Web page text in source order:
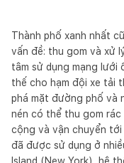
Thành phố xanh nhất
vấn đề: thu gom và xử
tâm sử dụng mạng lưới
thế cho hạm đội xe tải
phá mặt đường phố và
nén có thể thu gom
cộng và vận chuyển
đã được sử dụng ở